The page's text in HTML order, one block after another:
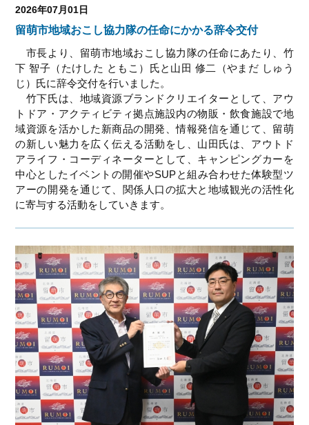
2026年07月01日
留萌市地域おこし協力隊の任命にかかる辞令交付
市長より、留萌市地域おこし協力隊の任命にあたり、 竹
下 智子 （たけした ともこ）氏と 山田 修二（やまだ しゅう
じ）氏に辞令交付を行いました。
竹下氏は、 地域資源ブランドクリエイターとして、アウ
トドア・アクティビティ拠点施設内の物販・飲食施設で地
域資源を活かした新商品の開発、情報発信を通じて、留萌
の新しい魅力を広く伝える活動をし、山田氏は、アウトド
アライフ・コーディネーターとして、キャンピングカーを
中心としたイベントの開催やSUPと組み合わせた体験型ツ
アーの開発を通じて、関係人口の拡大と地域観光の活性化
に寄与する活動をしていきます。